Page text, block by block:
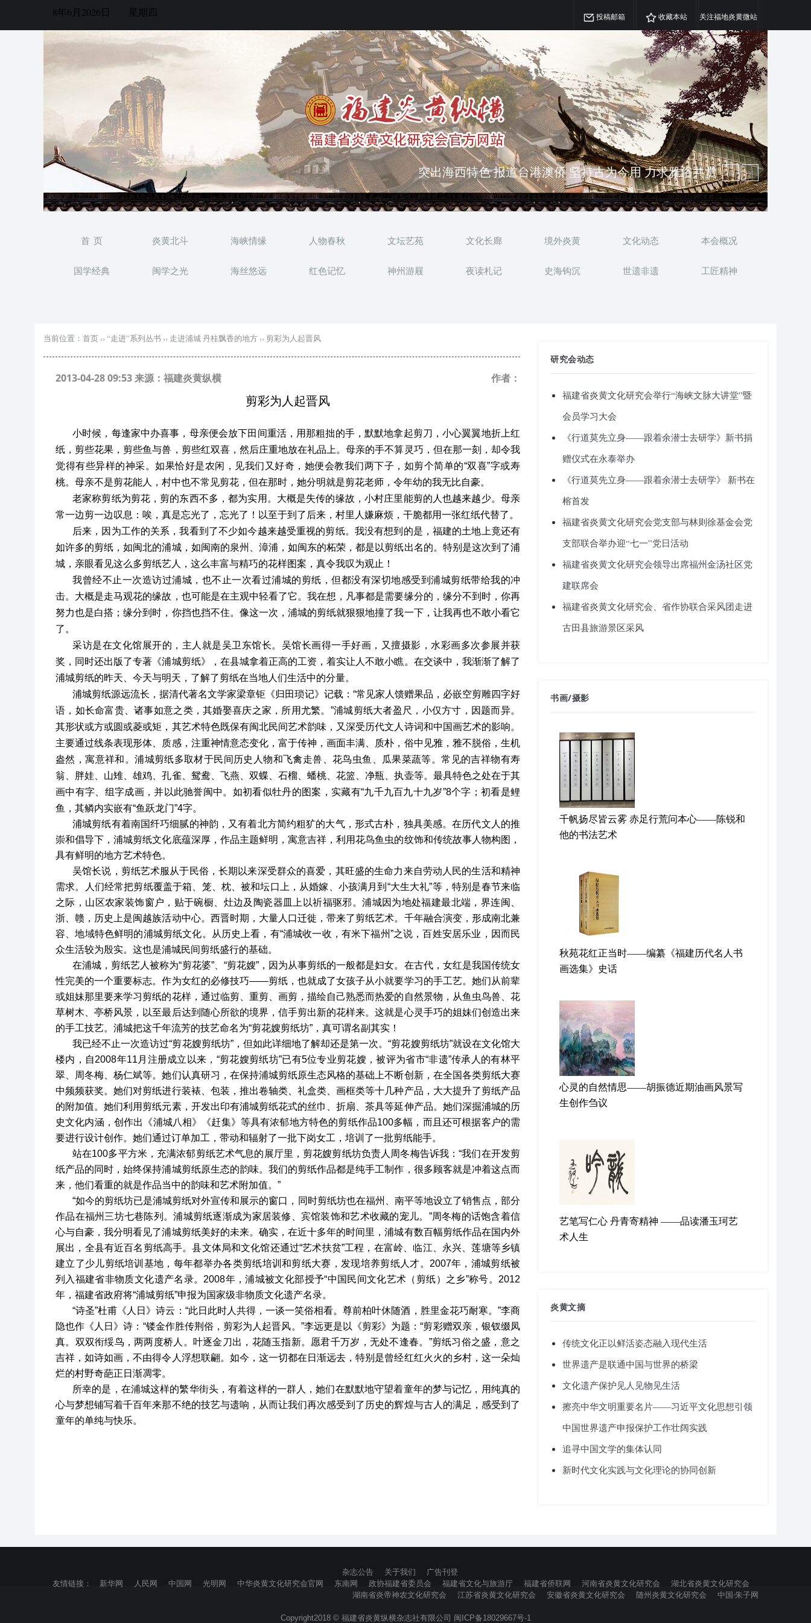
8年6月2026日 星期四 投稿邮箱 收藏本站 关注福地炎黄微站
突出海西特色 报道台港澳侨 坚持古为今用 力求雅俗共赏
弘扬优秀文化 振奋民族精神 介绍民族瑰宝 宣传中华精英
首 页 炎黄北斗 海峡情缘 人物春秋 文坛艺苑 文化长廊 境外炎黄 文化动态 本会概况
国学经典 闽学之光 海丝悠远 红色记忆 神州游屐 夜读札记 史海钩沉 世遗非遗 工匠精神
当前位置： 首页 ›› “走进”系列丛书 ›› 走进浦城 丹桂飘香的地方 ›› 剪彩为人起晋风
2013-04-28 09:53 来源：福建炎黄纵横
作者：
剪彩为人起晋风
小时候，每逢家中办喜事，母亲便会放下田间重活，用那粗拙的手，默默地拿起剪刀，小心翼翼地折上红
纸，剪些花果，剪些鱼与兽，剪些红双喜，然后庄重地放在礼品上。母亲的手不算灵巧，但在那一刻，却令我
觉得有些异样的神采。如果恰好是农闲，见我们又好奇，她便会教我们两下子，如剪个简单的“双喜”字或寿
桃。母亲不是剪花能人，村中也不常见剪花，但在那时，她分明就是剪花老师，令年幼的我无比自豪。
老家称剪纸为剪花，剪的东西不多，都为实用。大概是失传的缘故，小村庄里能剪的人也越来越少。母亲
常一边剪一边叹息：唉，真是忘光了，忘光了！以至于到了后来，村里人嫌麻烦，干脆都用一张红纸代替了。
后来，因为工作的关系，我看到了不少如今越来越受重视的剪纸。我没有想到的是，福建的土地上竟还有
如许多的剪纸，如闽北的浦城，如闽南的泉州、漳浦，如闽东的柘荣，都是以剪纸出名的。特别是这次到了浦
城，亲眼看见这么多剪纸艺人，这么丰富与精巧的花样图案，真令我叹为观止！
我曾经不止一次造访过浦城，也不止一次看过浦城的剪纸，但都没有深切地感受到浦城剪纸带给我的冲
击。大概是走马观花的缘故，也可能是在主观中轻看了它。我在想，凡事都是需要缘分的，缘分不到时，你再
努力也是白搭；缘分到时，你挡也挡不住。像这一次，浦城的剪纸就狠狠地撞了我一下，让我再也不敢小看它
了。
采访是在文化馆展开的，主人就是吴卫东馆长。吴馆长画得一手好画，又擅摄影，水彩画多次参展并获
奖，同时还出版了专著《浦城剪纸》，在县城拿着正高的工资，着实让人不敢小瞧。在交谈中，我渐渐了解了
浦城剪纸的昨天、今天与明天，了解了剪纸在当地人们生活中的分量。
浦城剪纸源远流长，据清代著名文学家梁章钜《归田琐记》记载：“常见家人馈赠果品，必嵌空剪雕四字好
语，如长命富贵、诸事如意之类，其婚娶喜庆之家，所用尤繁。”浦城剪纸大者盈尺，小仅方寸，因题而异。
其形状或方或圆或菱或矩，其艺术特色既保有闽北民间艺术韵味，又深受历代文人诗词和中国画艺术的影响。
主要通过线条表现形体、质感，注重神情意态变化，富于传神，画面丰满、质朴，俗中见雅，雅不脱俗，生机
盎然，寓意祥和。浦城剪纸多取材于民间历史人物和飞禽走兽、花鸟虫鱼、瓜果菜蔬等。常见的吉祥物有寿
翁、胖娃、山雉、雄鸡、孔雀、鸳鸯、飞燕、双蝶、石榴、蟠桃、花篮、净瓶、执壶等。最具特色之处在于其
画中有字、组字成画，并以此驰誉闽中。如初看似牡丹的图案，实藏有“九千九百九十九岁”8个字；初看是鲤
鱼，其鳞内实嵌有“鱼跃龙门”4字。
浦城剪纸有着南国纤巧细腻的神韵，又有着北方简约粗犷的大气，形式古朴，独具美感。在历代文人的推
崇和倡导下，浦城剪纸文化底蕴深厚，作品主题鲜明，寓意吉祥，利用花鸟鱼虫的纹饰和传统故事人物构图，
具有鲜明的地方艺术特色。
吴馆长说，剪纸艺术服从于民俗，长期以来深受群众的喜爱，其旺盛的生命力来自劳动人民的生活和精神
需求。人们经常把剪纸覆盖于箱、笼、枕、被和坛口上，从婚嫁、小孩满月到“大生大礼”等，特别是春节来临
之际，山区农家装饰窗户，贴于碗橱、灶边及陶瓷器皿上以祈福驱邪。浦城因为地处福建最北端，界连闽、
浙、赣，历史上是闽越族活动中心。西晋时期，大量人口迁徙，带来了剪纸艺术。千年融合演变，形成南北兼
容、地域特色鲜明的浦城剪纸文化。从历史上看，有“浦城收一收，有米下福州”之说，百姓安居乐业，因而民
众生活较为殷实。这也是浦城民间剪纸盛行的基础。
在浦城，剪纸艺人被称为“剪花婆”、“剪花嫂”，因为从事剪纸的一般都是妇女。在古代，女红是我国传统女
性完美的一个重要标志。作为女红的必修技巧——剪纸，也就成了女孩子从小就要学习的手工艺。她们从前辈
或姐妹那里要来学习剪纸的花样，通过临剪、重剪、画剪，描绘自己熟悉而热爱的自然景物，从鱼虫鸟兽、花
草树木、亭桥风景，以至最后达到随心所欲的境界，信手剪出新的花样来。这就是心灵手巧的姐妹们创造出来
的手工技艺。浦城把这千年流芳的技艺命名为“剪花嫂剪纸坊”，真可谓名副其实！
我已经不止一次造访过“剪花嫂剪纸坊”，但如此详细地了解却还是第一次。“剪花嫂剪纸坊”就设在文化馆大
楼内，自2008年11月注册成立以来，“剪花嫂剪纸坊”已有5位专业剪花嫂，被评为省市“非遗”传承人的有林平
翠、周冬梅、杨仁斌等。她们认真研习，在保持浦城剪纸原生态风格的基础上不断创新，在全国各类剪纸大赛
中频频获奖。她们对剪纸进行装裱、包装，推出卷轴类、礼盒类、画框类等十几种产品，大大提升了剪纸产品
的附加值。她们利用剪纸元素，开发出印有浦城剪纸花式的丝巾、折扇、茶具等延伸产品。她们深掘浦城的历
史文化内涵，创作出《浦城八相》《赶集》等具有浓郁地方特色的剪纸作品100多幅，而且还可根据客户的需
要进行设计创作。她们通过订单加工，带动和辐射了一批下岗女工，培训了一批剪纸能手。
站在100多平方米，充满浓郁剪纸艺术气息的展厅里，剪花嫂剪纸坊负责人周冬梅告诉我：“我们在开发剪
纸产品的同时，始终保持浦城剪纸原生态的韵味。我们的剪纸作品都是纯手工制作，很多顾客就是冲着这点而
来，他们看重的就是作品当中的韵味和艺术附加值。”
“如今的剪纸坊已是浦城剪纸对外宣传和展示的窗口，同时剪纸坊也在福州、南平等地设立了销售点，部分
作品在福州三坊七巷陈列。浦城剪纸逐渐成为家居装修、宾馆装饰和艺术收藏的宠儿。”周冬梅的话饱含着信
心与自豪，我分明看见了浦城剪纸美好的未来。确实，在近十多年的时间里，浦城有数百幅剪纸作品在国内外
展出，全县有近百名剪纸高手。县文体局和文化馆还通过“艺术扶贫”工程，在富岭、临江、永兴、莲塘等乡镇
建立了少儿剪纸培训基地，每年都举办各类剪纸培训和剪纸大赛，发现培养剪纸人才。2007年，浦城剪纸被
列入福建省非物质文化遗产名录。2008年，浦城被文化部授予“中国民间文化艺术（剪纸）之乡”称号。2012
年，福建省政府将“浦城剪纸”申报为国家级非物质文化遗产名录。
“诗圣”杜甫《人日》诗云：“此日此时人共得，一谈一笑俗相看。尊前柏叶休随酒，胜里金花巧耐寒。”李商
隐也作《人日》诗：“镂金作胜传荆俗，剪彩为人起晋风。”李远更是以《剪彩》为题：“剪彩赠双亲，银钗缀凤
真。双双衔绥鸟，两两度桥人。叶逐金刀出，花随玉指新。愿君千万岁，无处不逢春。”剪纸习俗之盛，意之
吉祥，如诗如画，不由得令人浮想联翩。如今，这一切都在日渐远去，特别是曾经红红火火的乡村，这一朵灿
烂的村野奇葩正日渐凋零。
所幸的是，在浦城这样的繁华街头，有着这样的一群人，她们在默默地守望着童年的梦与记忆，用纯真的
心与梦想铺写着千百年来那不绝的技艺与遗响，从而让我们再次感受到了历史的辉煌与古人的满足，感受到了
童年的单纯与快乐。
研究会动态
福建省炎黄文化研究会举行“海峡文脉大讲堂”暨
会员学习大会
《行道莫先立身——跟着余潜士去研学》新书捐
赠仪式在永泰举办
《行道莫先立身——跟着余潜士去研学》 新书在
榕首发
福建省炎黄文化研究会党支部与林则徐基金会党
支部联合举办迎“七一”党日活动
福建省炎黄文化研究会领导出席福州金汤社区党
建联席会
福建省炎黄文化研究会、省作协联合采风团走进
古田县旅游景区采风
书画/摄影
千帆扬尽皆云雾 赤足行荒问本心——陈锐和
他的书法艺术
秋苑花红正当时——编纂《福建历代名人书
画选集》史话
心灵的自然情思——胡振德近期油画风景写
生创作刍议
艺笔写仁心 丹青寄精神 ——品读潘玉珂艺
术人生
炎黄文摘
传统文化正以鲜活姿态融入现代生活
世界遗产是联通中国与世界的桥梁
文化遗产保护见人见物见生活
擦亮中华文明重要名片——习近平文化思想引领
中国世界遗产申报保护工作壮阔实践
追寻中国文学的集体认同
新时代文化实践与文化理论的协同创新
杂志公告 关于我们
广告刊登
友情链接：
新华网 人民网 中国网 光明网 中华炎黄文化研究会官网 东南网 政协福建省委员会 福建省文化与旅游厅 福建省侨联网 河南省炎黄文化研究会
湖北省炎黄文化研究会
湖南省炎帝神农文化研究会
江苏省炎黄文化研究会 安徽省炎黄文化研究会 随州炎黄文化研究会 中国·朱子网
Copyright2018 © 福建省炎黄纵横杂志社有限公司 闽ICP备18029667号-1